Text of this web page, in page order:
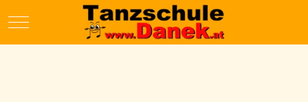
Mobile Menu Toggle